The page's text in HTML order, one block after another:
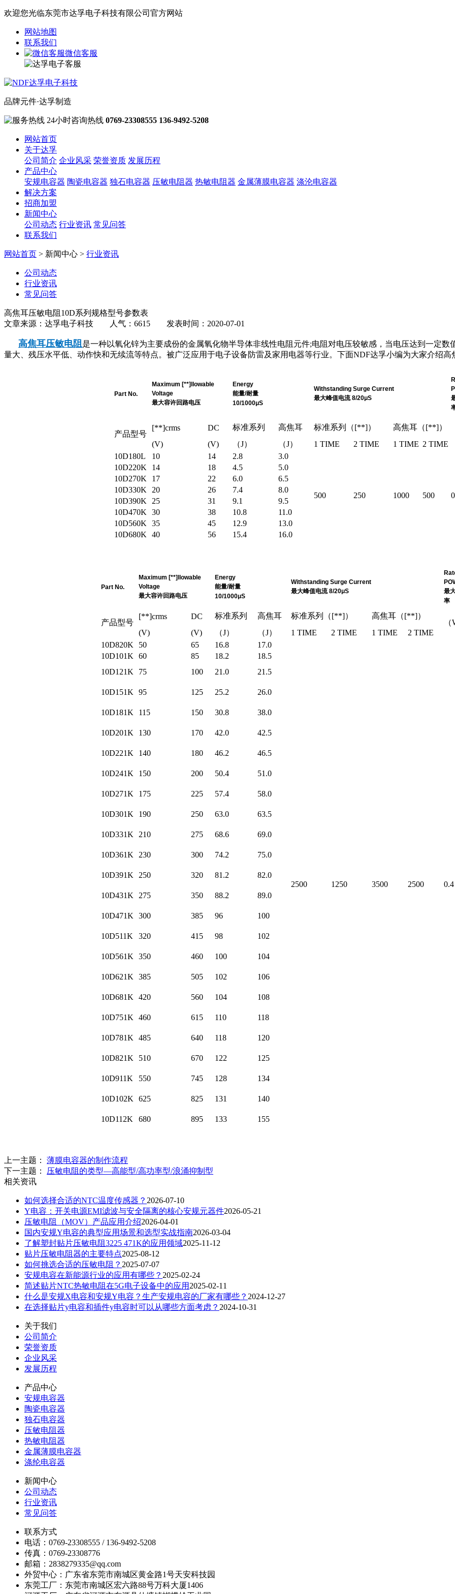
欢迎您光临东莞市达孚电子科技有限公司官方网站
网站地图
联系我们
微信客服
品牌元件·达孚制造
24小时咨询热线 0769-23308555 136-9492-5208
网站首页
关于达孚
公司简介 企业风采 荣誉资质 发展历程
产品中心
安规电容器 陶瓷电容器 独石电容器 压敏电阻器 热敏电阻器 金属薄膜电容器 涤沦电容器
解决方案
招商加盟
新闻中心
公司动态 行业资讯 常见问答
联系我们
网站首页 > 新闻中心 > 行业资讯
公司动态
行业资讯
常见问答
高焦耳压敏电阻10D系列规格型号参数表
文章来源：达孚电子科技 人气：6615 发表时间：2020-07-01
高焦耳压敏电阻是一种以氧化锌为主要成份的金属氧化物半导体非线性电阻元件;电阻对电压较敏感，当电压达到一定
量大、残压水平低、动作快和无续流等特点。被广泛应用于电子设备防雷及家用电器等行业。下面NDF达孚小编为大家介绍
Part No.
Maximum [**]llowable
Voltage
最大容许回路电压
Energy
能量/耐量
10/1000μS
Withstanding Surge Current
最大峰值电流 8/20μS
产品型号
[**]crms DC 标准系列 高焦耳 标准系列（[**]） 高焦耳（[**]）
(V)
(V) （J） （J） 1 TIME 2 TIME 1 TIME 2 TIME
10D180L
10 14 2.8 3.0
500 250 1000 500
10D220K 14 18 4.5
5.0
10D270K
17 22 6.0
6.5
10D330K
20 26 7.4
8.0
10D390K
25 31 9.1
9.5
10D470K
30 38 10.8
11.0
10D560K
35 45 12.9
13.0
10D680K
40 56 15.4 16.0
Part No.
Maximum [**]llowable
Voltage
最大容许回路电压
Energy
能量/耐量
10/1000μS
Withstanding Surge Current
最大峰值电流 8/20μS
最
率
产品型号
[**]crms DC 标准系列 高焦耳 标准系列（[**]） 高焦耳（[**]）
(V)
(V) （J） （J） 1 TIME 2 TIME 1 TIME
2 TIME
10D820K
50 65 16.8 17.0
2500 1250 3500 2500 0.4
10D101K 60 85 18.2
18.5
10D121K
75 100 21.0 21.5
10D151K 95 125 25.2 26.0
10D181K 115 150 30.8 38.0
10D201K 130 170 42.0 42.5
10D221K 140 180 46.2 46.5
10D241K 150 200 50.4 51.0
10D271K 175 225 57.4 58.0
10D301K 190 250 63.0 63.5
10D331K 210 275 68.6 69.0
10D361K 230 300 74.2 75.0
10D391K 250 320 81.2 82.0
10D431K 275 350 88.2 89.0
10D471K 300 385 96 100
10D511K 320 415 98 102
10D561K 350 460 100 104
10D621K 385 505 102 106
10D681K 420 560 104 108
10D751K 460 615 110 118
10D781K 485 640 118 120
10D821K 510 670 122 125
10D911K 550 745 128 134
10D102K 625 825 131 140
10D112K 680 895 133 155
上一主题： 薄膜电容器的制作流程
下一主题： 压敏电阻的类型—高能型/高功率型/浪涌抑制型
相关资讯
如何选择合适的NTC温度传感器？ 2026-07-10
Y电容：开关电源EMI滤波与安全隔离的核心安规元器件2026-05-21
压敏电阻（MOV）产品应用介绍2026-04-01
国内安规Y电容的典型应用场景和选型实战指南2026-03-04
了解塑封贴片压敏电阻3225 471K的应用领域2025-11-12
贴片压敏电阻器的主要特点2025-08-12
如何挑选合适的压敏电阻？ 2025-07-07
安规电容在新能源行业的应用有哪些？ 2025-02-24
简述贴片NTC热敏电阻在5G电子设备中的应用 2025-02-11
什么是安规X电容和安规Y电容？生产安规电容的厂家有哪些？ 2024-12-27
在选择贴片y电容和插件y电容时可以从哪些方面考虑？ 2024-10-31
关于我们
公司简介
荣誉资质
企业风采
发展历程
产品中心
安规电容器
陶瓷电容器
独石电容器
压敏电阻器
热敏电阻器
金属薄膜电容器
涤纶电容器
新闻中心
公司动态
行业资讯
常见问答
联系方式
电话：0769-23308555 / 136-9492-5208
传真：0769-23308776
邮箱：2838279335@qq.com
外贸中心：广东省东莞市南城区黄金路1号天安科技园
东莞工厂：东莞市南城区宏六路88号万科大厦1406